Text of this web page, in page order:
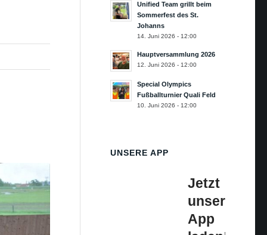
Unified Team grillt beim
Sommerfest des St.
Johanns
14. Juni 2026 - 12:00
Hauptversammlung 2026
12. Juni 2026 - 12:00
Special Olympics
Fußballturnier Quali Feld
10. Juni 2026 - 12:00
UNSERE APP
Jetzt
unsere
App